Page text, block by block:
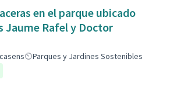
en el parque ubicado
Jaume Rafel y Doctor
Parques y Jardines Sostenibles